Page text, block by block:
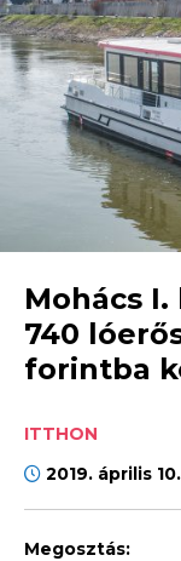
Mohács
740
forintba
ITTHON
2019. április 10.
Megosztás: